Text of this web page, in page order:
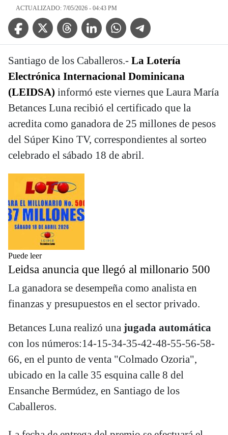
ACTUALIZADO: 7/05/2026 - 04:43 PM
Facebook IconTwitter IconThreads IconLinkedin IconWhatsApp IconTelegram Icon
Santiago de los Caballeros.- La Lotería
Electrónica Internacional Dominicana
(LEIDSA) informó este viernes que Laura María
Betances Luna recibió el certificado que la
acredita como ganadora de 25 millones de pesos
del Súper Kino TV, correspondientes al sorteo
celebrado el sábado 18 de abril.
Puede leer
Leidsa anuncia que llegó al millonario 500
La ganadora se desempeña como analista en
finanzas y presupuestos en el sector privado.
Betances Luna realizó una jugada automática
con los números:14-15-34-35-42-48-55-56-58-
66, en el punto de venta "Colmado Ozoria",
ubicado en la calle 35 esquina calle 8 del
Ensanche Bermúdez, en Santiago de los
Caballeros.